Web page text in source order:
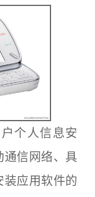
个人信息安
信网络、具
装应用软件的